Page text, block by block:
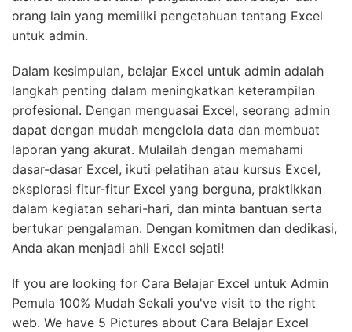
orang lain yang memiliki pengetahuan tentang Excel
untuk admin.
Dalam kesimpulan, belajar Excel untuk admin adalah
langkah penting dalam meningkatkan keterampilan
profesional. Dengan menguasai Excel, seorang admin
dapat dengan mudah mengelola data dan membuat
laporan yang akurat. Mulailah dengan memahami
dasar-dasar Excel, ikuti pelatihan atau kursus Excel,
eksplorasi fitur-fitur Excel yang berguna, praktikkan
dalam kegiatan sehari-hari, dan minta bantuan serta
bertukar pengalaman. Dengan komitmen dan dedikasi,
Anda akan menjadi ahli Excel sejati!
If you are looking for Cara Belajar Excel untuk Admin
Pemula 100% Mudah Sekali you've visit to the right
web. We have 5 Pictures about Cara Belajar Excel